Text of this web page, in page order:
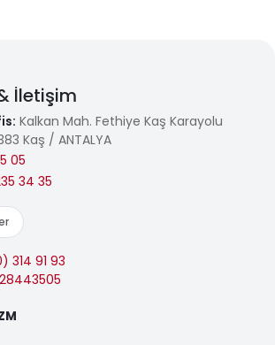
İletişim
Kalkan Mah. Fethiye Kaş Karayolu
Kaş / ANTALYA
05
34 35
314 91 93